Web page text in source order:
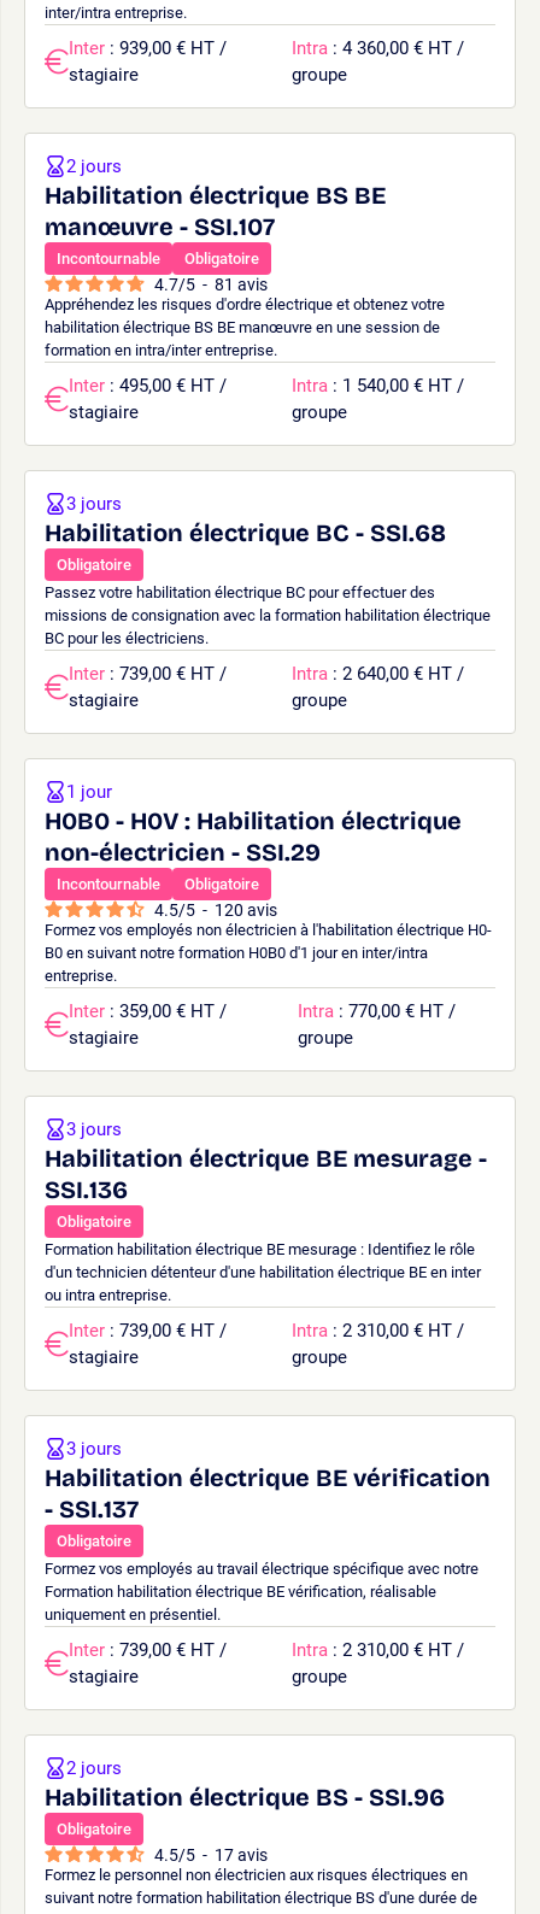
inter/intra entreprise.
Inter : 939,00 € HT /
stagiaire
Intra : 4 360,00 € HT /
groupe
Habilitation électrique BS BE
manœuvre - SSI.107
Incontournable Obligatoire
4.7/5 - 81 avis
Appréhendez les risques d'ordre électrique et obtenez votre
habilitation électrique BS BE manœuvre en une session de
formation en intra/inter entreprise.
2 jours
Inter : 495,00 € HT /
stagiaire
Intra : 1 540,00 € HT /
groupe
Habilitation électrique BC - SSI.68
Obligatoire
Passez votre habilitation électrique BC pour effectuer des
missions de consignation avec la formation habilitation électrique
BC pour les électriciens.
3 jours
Inter : 739,00 € HT /
stagiaire
Intra : 2 640,00 € HT /
groupe
H0B0 - H0V : Habilitation électrique
non-électricien - SSI.29
Incontournable Obligatoire
4.5/5 - 120 avis
Formez vos employés non électricien à l'habilitation électrique H0-
B0 en suivant notre formation H0B0 d'1 jour en inter/intra
entreprise.
1 jour
Inter : 359,00 € HT /
stagiaire
Intra : 770,00 € HT /
groupe
Habilitation électrique BE mesurage -
SSI.136
Obligatoire
Formation habilitation électrique BE mesurage : Identifiez le rôle
d'un technicien détenteur d'une habilitation électrique BE en inter
ou intra entreprise.
3 jours
Inter : 739,00 € HT /
stagiaire
Intra : 2 310,00 € HT /
groupe
Habilitation électrique BE vérification
- SSI.137
Obligatoire
Formez vos employés au travail électrique spécifique avec notre
Formation habilitation électrique BE vérification, réalisable
uniquement en présentiel.
3 jours
Inter : 739,00 € HT /
stagiaire
Intra : 2 310,00 € HT /
groupe
Habilitation électrique BS - SSI.96
Obligatoire
4.5/5 - 17avis
Formez le personnel non électricien aux risques électriques en
suivant notre formation habilitation électrique BS d'une durée de
2 jours